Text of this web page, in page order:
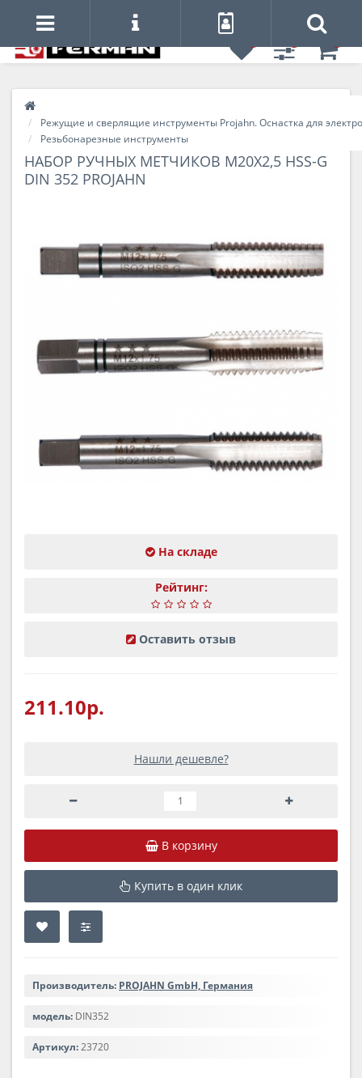
Режущие и сверлящие инструменты Projahn. Оснастка для
Резьбонарезные инструменты
НАБОР РУЧНЫХ МЕТЧИКОВ M20X2,5 HSS-G
DIN 352 PROJAHN
На складе
Рейтинг:
Оставить отзыв
211.10р.
Нашли дешевле?
В корзину
Купить в один клик
Производитель: PROJAHN GmbH, Германия
модель: DIN352
Артикул:23720